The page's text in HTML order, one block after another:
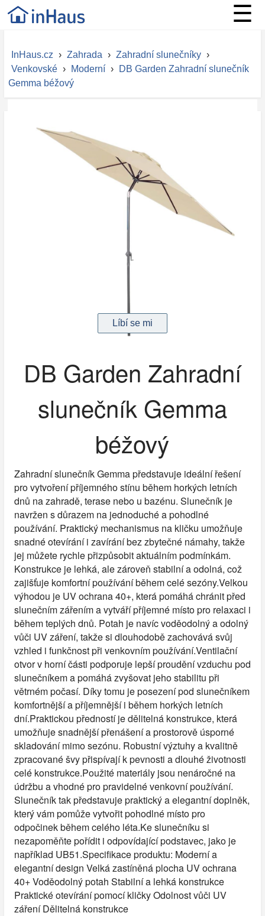
☰
InHaus.cz › Zahrada › Zahradní slunečníky ›
Venkovské › Moderní ›
DB Garden Zahradní slunečník
Gemma béžový
DB Garden Zahradní
slunečník Gemma
béžový
Zahradní slunečník Gemma představuje ideální řešení
pro vytvoření příjemného stínu během horkých letních
dnů na zahradě, terase nebo u bazénu. Slunečník je
navržen s důrazem na jednoduché a pohodlné
používání. Praktický mechanismus na kličku umožňuje
snadné otevírání i zavírání bez zbytečné námahy, takže
jej můžete rychle přizpůsobit aktuálním podmínkám.
Konstrukce je lehká, ale zároveň stabilní a odolná, což
zajišťuje komfortní používání během celé sezóny.Velkou
výhodou je UV ochrana 40+, která pomáhá chránit před
slunečním zářením a vytváří příjemné místo pro relaxaci i
během teplých dnů. Potah je navíc voděodolný a odolný
vůči UV záření, takže si dlouhodobě zachovává svůj
vzhled i funkčnost při venkovním používání.Ventilační
otvor v horní části podporuje lepší proudění vzduchu pod
slunečníkem a pomáhá zvyšovat jeho stabilitu při
větrném počasí. Díky tomu je posezení pod slunečníkem
komfortnější a příjemnější i během horkých letních
dní.Praktickou předností je dělitelná konstrukce, která
umožňuje snadnější přenášení a prostorově úsporné
skladování mimo sezónu. Robustní výztuhy a kvalitně
zpracované švy přispívají k pevnosti a dlouhé životnosti
celé konstrukce.Použité materiály jsou nenáročné na
údržbu a vhodné pro pravidelné venkovní používání.
Slunečník tak představuje praktický a elegantní doplněk,
který vám pomůže vytvořit pohodlné místo pro
odpočinek během celého léta.Ke slunečníku si
nezapoměňte pořídit i odpovídající podstavec, jako je
například UB51.Specifikace produktu: Moderní a
elegantní design Velká zastíněná plocha UV ochrana
40+ Voděodolný potah Stabilní a lehká konstrukce
Praktické otevírání pomocí kličky Odolnost vůči UV
záření Dělitelná konstrukce